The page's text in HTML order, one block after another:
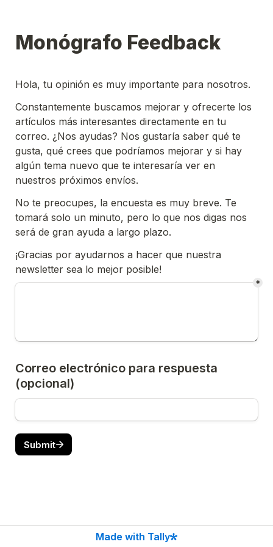
Monógrafo Feedback
Hola, tu opinión es muy importante para nosotros.
Constantemente buscamos mejorar y ofrecerte los
artículos más interesantes directamente en tu
correo. ¿Nos ayudas? Nos gustaría saber qué te
gusta, qué crees que podríamos mejorar y si hay
algún tema nuevo que te interesaría ver en
nuestros próximos envíos.
No te preocupes, la encuesta es muy breve. Te
tomará solo un minuto, pero lo que nos digas nos
será de gran ayuda a largo plazo.
¡Gracias por ayudarnos a hacer que nuestra
newsletter sea lo mejor posible!
*
Correo electrónico para respuesta
(opcional)
Submit
Made with Tally